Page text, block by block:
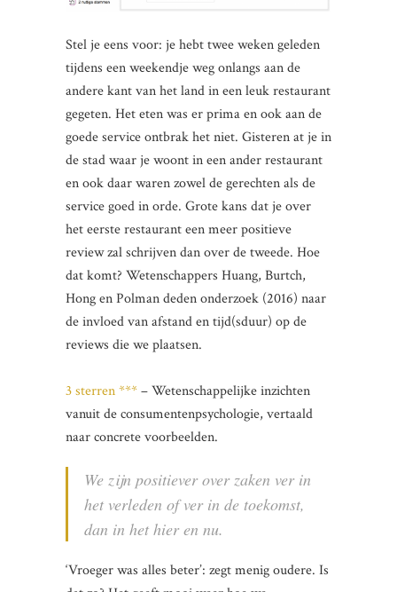
Stel je eens voor: je hebt twee weken geleden
tijdens een weekendje weg onlangs aan de
andere kant van het land in een leuk restaurant
gegeten. Het eten was er prima en ook aan de
goede service ontbrak het niet. Gisteren at je in
de stad waar je woont in een ander restaurant
en ook daar waren zowel de gerechten als de
service goed in orde. Grote kans dat je over
het eerste restaurant een meer positieve
review zal schrijven dan over de tweede. Hoe
dat komt? Wetenschappers Huang, Burtch,
Hong en Polman deden onderzoek (2016) naar
de invloed van afstand en tijd(sduur) op de
reviews die we plaatsen.
3 sterren ***– Wetenschappelijke inzichten
vanuit de consumentenpsychologie, vertaald
naar concrete voorbeelden.
We zijn positiever over zaken ver in
het verleden of ver in de toekomst,
dan in het hier en nu.
‘Vroeger was alles beter’: zegt menig oudere. Is